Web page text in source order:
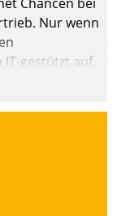
Nur wenn
gestützt auf.